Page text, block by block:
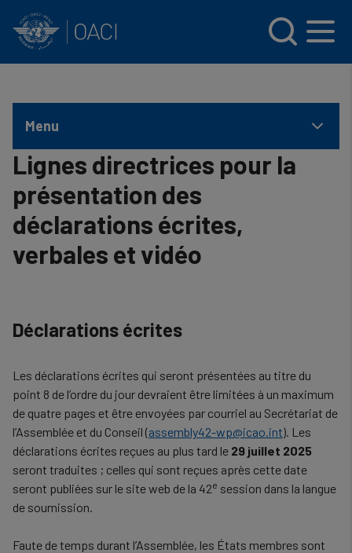
Menu
Lignes directrices pour la
présentation des
déclarations écrites,
verbales et vidéo
Déclarations écrites
Les déclarations écrites qui seront présentées au titre du
point 8 de l’ordre du jour devraient être limitées à un maximum
de quatre pages et être envoyées par courriel au Secrétariat de
l’Assemblée et du Conseil (assembly42-wp@icao.int). Les
déclarations écrites reçues au plus tard le 29 juillet 2025
seront traduites ; celles qui sont reçues après cette date
seront publiées sur le site web de la 42e session dans la langue
de soumission.
Faute de temps durant l’Assemblée, les États membres sont